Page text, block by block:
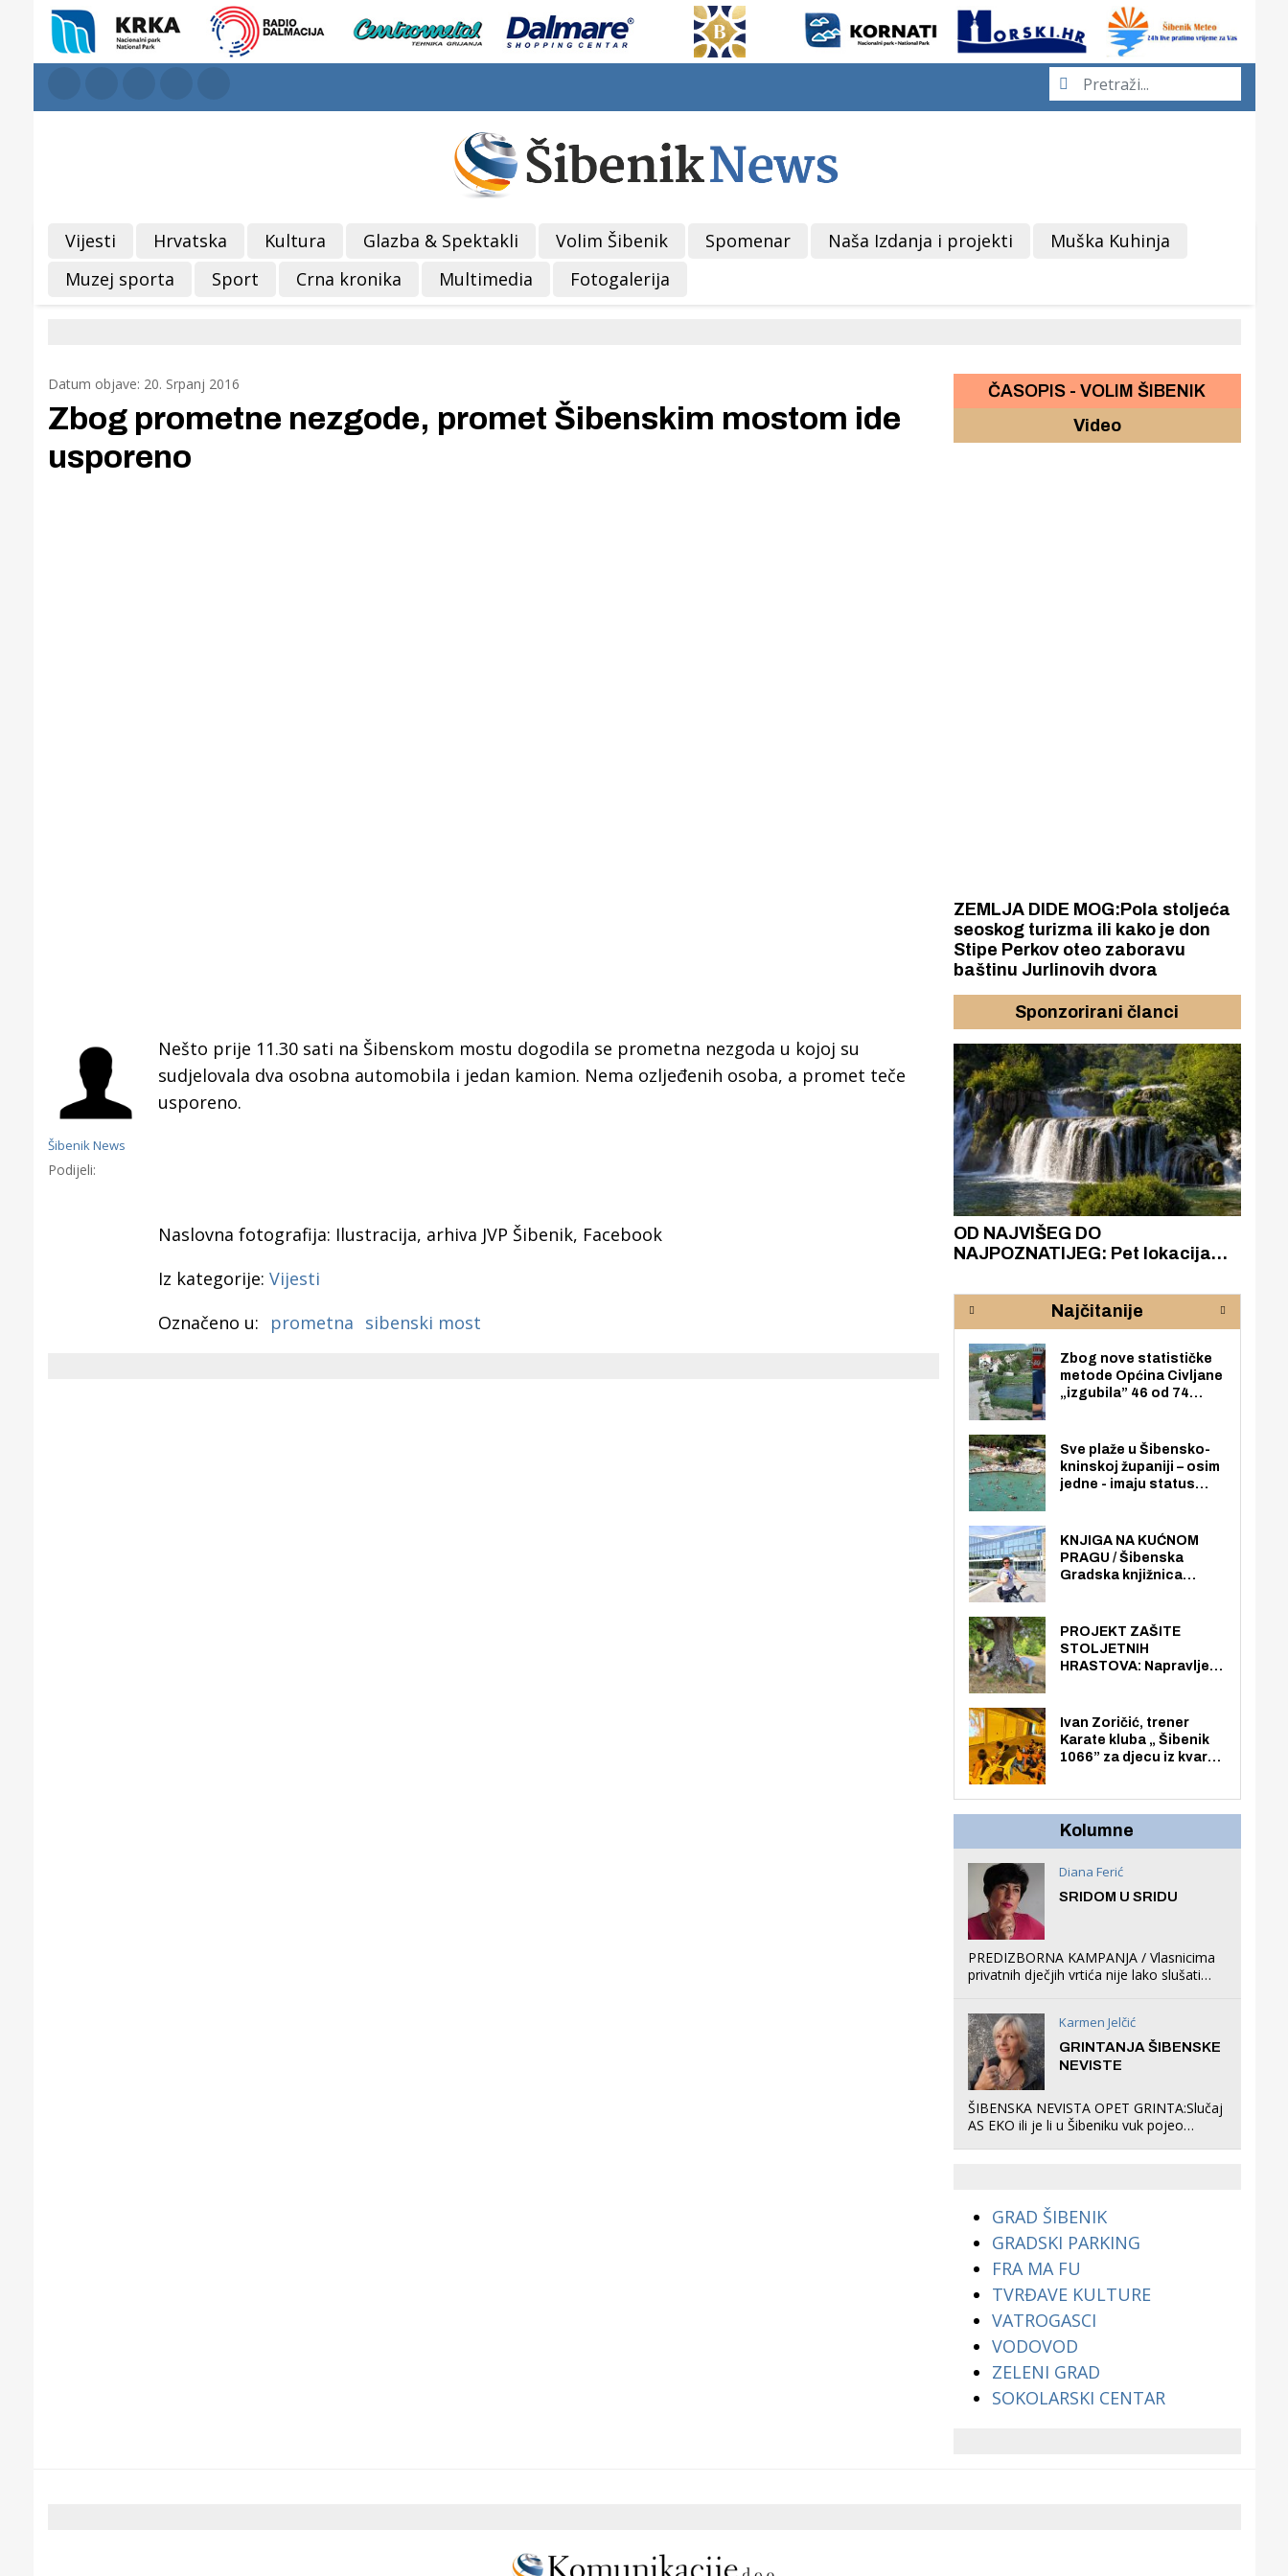
Vijesti Hrvatska Kultura Glazba & Spektakli Volim Šibenik Spomenar Naša Izdanja i projekti
Muška Kuhinja
Muzej sporta
Sport Crna kronika Multimedia Fotogalerija
Datum objave: 20. Srpanj 2016
Zbog prometne nezgode, promet Šibenskim mostom ide
usporeno
Šibenik News
Podijeli:
Nešto prije 11.30 sati na Šibenskom mostu dogodila se prometna nezgoda u kojoj su
sudjelovala dva osobna automobila i jedan kamion. Nema ozljeđenih osoba, a promet teče
usporeno.
Naslovna fotografija: Ilustracija, arhiva JVP Šibenik, Facebook
Iz kategorije: Vijesti
Označeno u:
prometna sibenski most
ČASOPIS - VOLIM ŠIBENIK
Video
ZEMLJA DIDE MOG:Pola stoljeća
seoskog turizma ili kako je don
Stipe Perkov oteo zaboravu
baštinu Jurlinovih dvora
Sponzorirani članci
Gornji tok Krke iz prve ruke -
Šibenik spreman za dolazak
OD NAJVIŠEG DO
NAJPOZNATIJEG: Pet lokacija
rijeke Krke
Najčitanije
Zbog nove statističke
metode Općina Civljane
„izgubila” 46 od 74
nego radno sposobnih
osoba među svojih 170
stanovnika.
Sve plaže u Šibensko-
kninskoj županiji – osim
jedne - imaju status
općoj upotrebi. Pristup
je slobodan i besplatan
za sve građane i
KNJIGA NA KUĆNOM
PRAGU / Šibenska
Gradska knjižnica
knjiga na kućnu adresu
električnim biciklom.
PROJEKT ZAŠITE
STOLJETNIH
HRASTOVA: Napravljen
Zmajevac
Ivan Zoričić, trener
Karate kluba „ Šibenik
1066” za djecu iz kvarta
organizirao dječje
Kolumne
Diana Ferić
SRIDOM U SRIDU
PREDIZBORNA KAMPANJA / Vlasnicima
privatnih dječjih vrtića nije lako slušati
što oni rade u Šibeniku ne postoji
Karmen Jelčić
GRINTANJA ŠIBENSKE
NEVISTE
ŠIBENSKA NEVISTA OPET GRINTA:Slučaj
AS EKO ili je li u Šibeniku vuk pojeo
GRAD ŠIBENIK
GRADSKI PARKING
FRA MA FU
TVRĐAVE KULTURE
VATROGASCI
VODOVOD
ZELENI GRAD
SOKOLARSKI CENTAR